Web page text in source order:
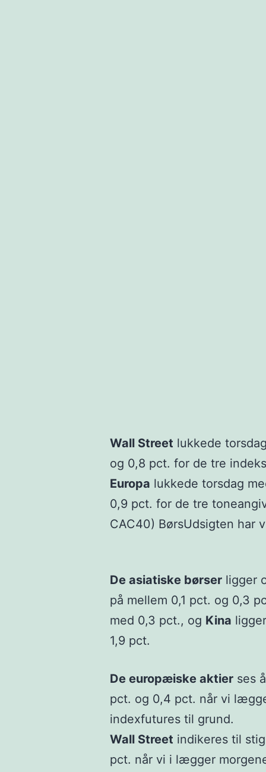
Wall Street lukkede
og 0,8 pct. for de tre
Europa lukkede torsdag
0,9 pct. for de tre
CAC40) BørsUdsigten har
De asiatiske børser ligger
på mellem 0,1 pct. og 0,3
med 0,3 pct., og Kina
1,9 pct.
De europæiske aktier ses
pct. og 0,4 pct. når vi
indexfutures til grund.
Wall Street indikeres til
pct. når vi i lægger